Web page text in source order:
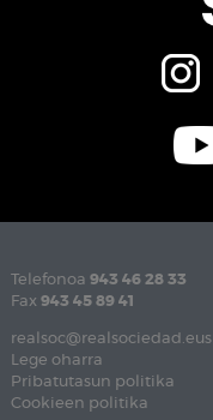
Telefonoa 943 46 28 33
Fax 943 45 89 41
realsoc@realsociedad.eus
Lege oharra
Pribatutasun politika
Cookieen politika